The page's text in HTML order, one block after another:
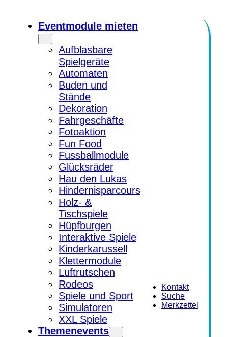
Eventmodule mieten
Aufblasbare
Spielgeräte
Automaten
Buden und
Stände
Dekoration
Fahrgeschäfte
Fotoaktion
Fun Food
Fussballmodule
Glücksräder
Hau den Lukas
Hindernisparcours
Holz- &
Tischspiele
Hüpfburgen
Interaktive Spiele
Kinderkarussell
Klettermodule
Luftrutschen
Rodeos
Spiele und Sport
Simulatoren
XXL Spiele
Themenevents
Kontakt
Suche
Merkzettel